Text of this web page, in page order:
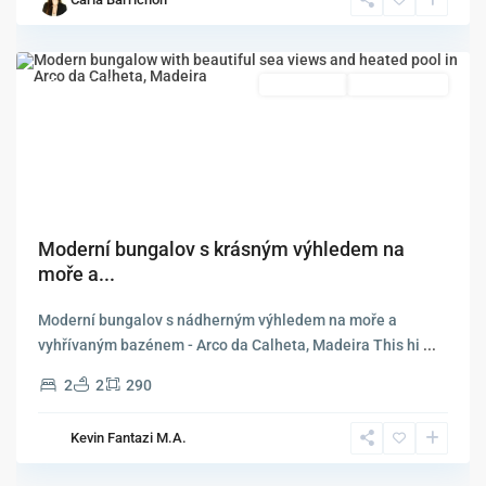
da
Doporučené
Moderní bungalov s krásným výhledem na
moře a...
Moderní bungalov s nádherným výhledem na moře a
vyhřívaným bazénem - Arco da Calheta, Madeira This hi ...
2 2 290
Kevin Fantazi M.A.